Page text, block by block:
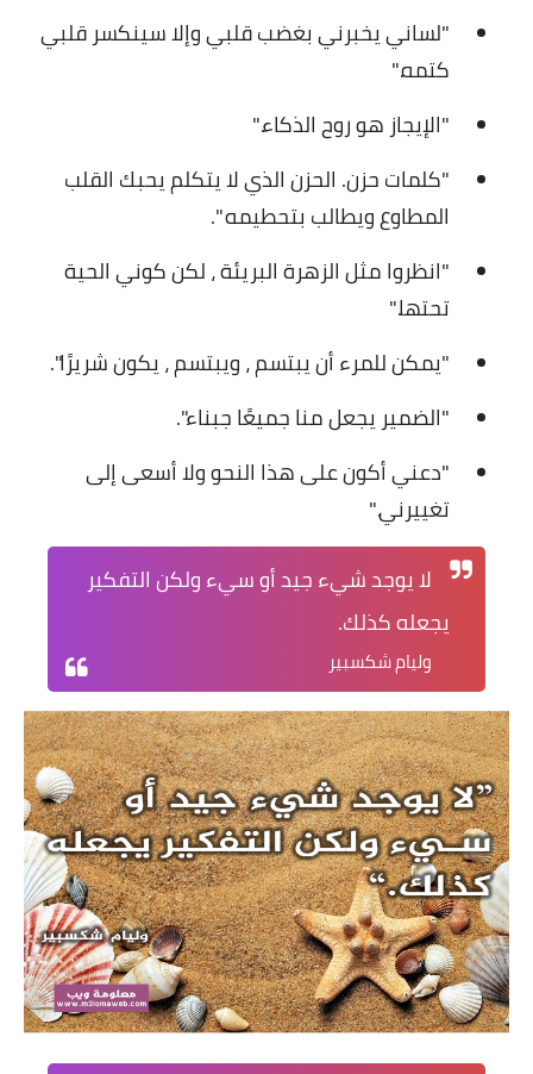
"لساني يخبرني بغضب قلبي وإلا سينكسر قلبي
كتمه."
"الإيجاز هو روح الذكاء."
"كلمات حزن. الحزن الذي لا يتكلم يحبك القلب
المطاوع ويطالب بتحطيمه ".
"انظروا مثل الزهرة البريئة ، لكن كوني الحية
تحتها."
"يمكن للمرء أن يبتسم ، ويبتسم ، يكون شريرًا".
"الضمير يجعل منا جميعًا جبناء".
"دعني أكون على هذا النحو ولا أسعى إلى
تغييرني."
لا يوجد شيء جيد أو سيء ولكن التفكير
يجعله كذلك.
وليام شكسبير